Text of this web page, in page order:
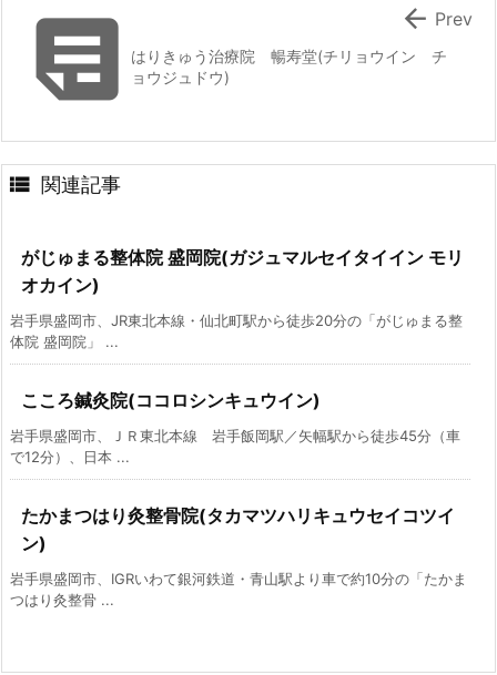
はりきゅう治療院 暢寿堂(チリョウイン チ
ョウジュドウ)
 Prev
 関連記事
がじゅまる整体院 盛岡院(ガジュマルセイタイイン モリ
オカイン)
岩手県盛岡市、JR東北本線・仙北町駅から徒歩20分の「がじゅまる整
体院 盛岡院」 ...
こころ鍼灸院(ココロシンキュウイン)
岩手県盛岡市、ＪＲ東北本線 岩手飯岡駅／矢幅駅から徒歩45分（車
で12分）、日本 ...
たかまつはり灸整骨院(タカマツハリキュウセイコツイ
ン)
岩手県盛岡市、IGRいわて銀河鉄道・青山駅より車で約10分の「たかま
つはり灸整骨 ...